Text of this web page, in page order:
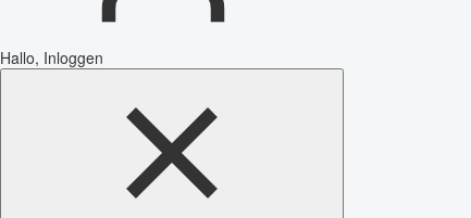
Hallo, Inloggen